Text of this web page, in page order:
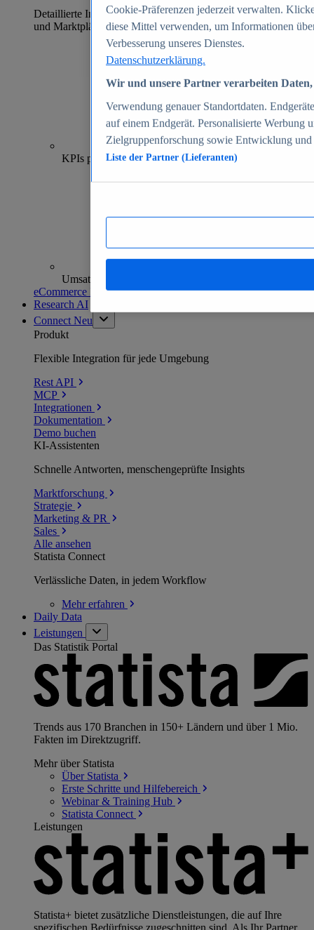
Detaillierte Informationen zu mehr als 39.000 Online-Shops
und Marktplätzen
70+
KPIs pro Shop
Umsatzanalysen und -prognosen
eCommerce Insights entdecken
Research AI
Connect Neu
Produkt
Flexible Integration für jede Umgebung
Rest API
MCP
Integrationen
Dokumentation
Demo buchen
KI-Assistenten
Schnelle Antworten, menschengeprüfte Insights
Marktforschung
Strategie
Marketing & PR
Sales
Alle ansehen
Statista Connect
Verlässliche Daten, in jedem Workflow
Mehrerfahren
Daily Data
Leistungen
Das Statistik Portal
Trends aus 170 Branchen in 150+ Ländern und über 1 Mio.
Fakten im Direktzugriff.
Mehr über Statista
Über Statista
Erste Schritte und Hilfebereich
Webinar & Training Hub
Statista Connect
Leistungen
Statista+ bietet zusätzliche Dienstleistungen, die auf Ihre
spezifischen Bedürfnisse zugeschnitten sind. Als Ihr Partner
Cookie-Präferenzen jederzeit verwalten.
diese Mittel verwenden, um Informationen
Verbesserung unseres Dienstes.
Datenschutzerklärung.
Wir und unsere Partner verarbeiten
Verwendung genauer Standortdaten.
auf einem Endgerät. Personalisierte Werbung
Zielgruppenforschung sowie Entwicklung
Liste der Partner (Lieferanten)